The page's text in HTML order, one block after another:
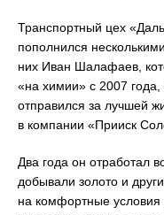
Транспортный цех
пополнился
них Иван Шалафаев,
«на химии» с 2007 года,
отправился за лучшей
в компании «Прииск
Два года он отработал
добывали золото и
на комфортные